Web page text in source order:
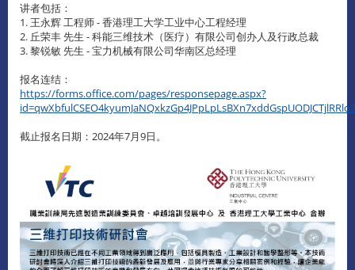
讲者包括：
1. 王永辉 工程师 - 香港理工大学工业中心工程经理
2. 丘荣丰 先生 - 科能三维技术（医疗）有限公司创办人及行政总裁
3. 黎锐敏 先生 - 宝力机械有限公司华南区总经理
报名连结：
https://forms.office.com/pages/responsepage.aspx?
截止报名日期：2024年7月9日。